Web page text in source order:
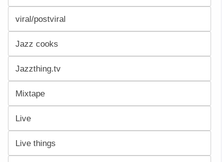
viral/postviral
Jazz cooks
Jazzthing.tv
Mixtape
Live
Live things